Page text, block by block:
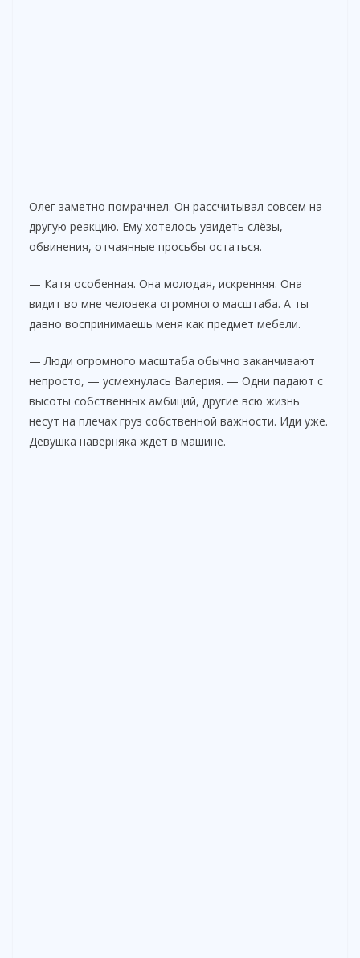
Олег заметно помрачнел. Он рассчитывал совсем на
другую реакцию. Ему хотелось увидеть слёзы,
обвинения, отчаянные просьбы остаться.
— Катя особенная. Она молодая, искренняя. Она
видит во мне человека огромного масштаба. А ты
давно воспринимаешь меня как предмет мебели.
— Люди огромного масштаба обычно заканчивают
непросто, — усмехнулась Валерия. — Одни падают с
высоты собственных амбиций, другие всю жизнь
несут на плечах груз собственной важности. Иди уже.
Девушка наверняка ждёт в машине.